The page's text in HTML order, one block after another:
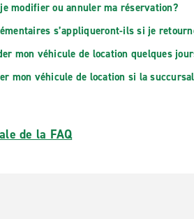
modifier ou annuler ma réservation?
s’appliqueront-ils si je
mon véhicule de location quelques
mon véhicule de location si la
de la FAQ